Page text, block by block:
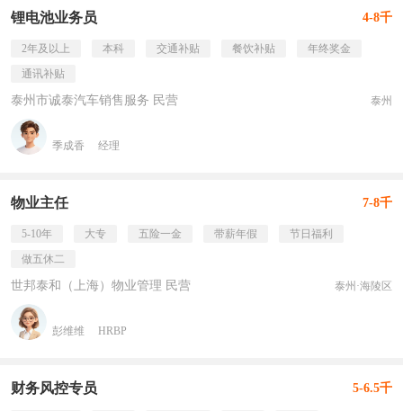
锂电池业务员 4-8千
2年及以上 本科 交通补贴 餐饮补贴
年终奖金
通讯补贴
泰州市诚泰汽车销售服务 民营 泰州
季成香 经理
物业主任 7-8千
5-10年 大专 五险一金 带薪年假
节日福利
做五休二
世邦泰和（上海）物业管理 民营 泰州·海陵区
彭维维 HRBP
财务风控专员 5-6.5千